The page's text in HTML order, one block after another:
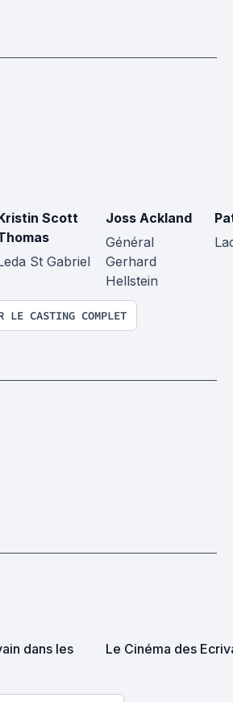
Scott
St Gabriel
Joss Ackland
Général
Gerhard
Hellstein
LE CASTING COMPLET
dans les
Le Cinéma des